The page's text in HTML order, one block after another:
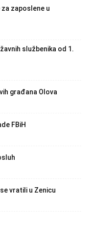
zaposlene u
službenika od 1.
građana Olova
FBiH
vratili u Zenicu